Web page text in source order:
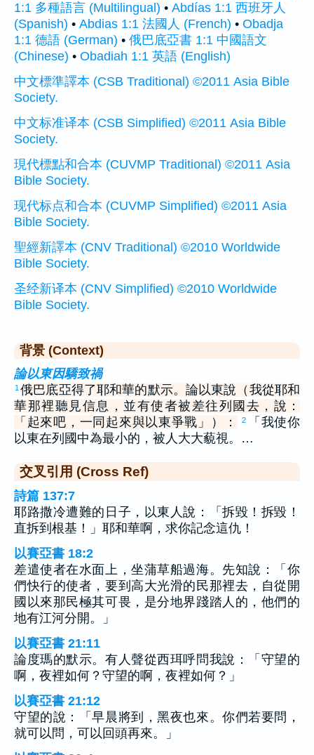
1:1 多種語言 (Multilingual) • Abdías 1:1 西班牙人
(Spanish) • Abdias 1:1 法國人 (French) • Obadja
1:1 德語 (German) • 俄巴底亞書 1:1 中國語文
(Chinese) • Obadiah 1:1 英語 (English)
中文標準譯本 (CSB Traditional) ©2011 Asia Bible
Society.
中文标准译本 (CSB Simplified) ©2011 Asia Bible
Society.
現代標點和合本 (CUVMP Traditional) ©2011 Asia
Bible Society.
现代标点和合本 (CUVMP Simplified) ©2011 Asia
Bible Society.
聖經新譯本 (CNV Traditional) ©2010 Worldwide
Bible Society.
圣经新译本 (CNV Simplified) ©2010 Worldwide
Bible Society.
背景 (Context)
論以東因驕致禍
1 俄巴底亞得了耶和華的默示。論以東說（我從耶和
華那裡聽見信息，並有使者被差往列國去，說：
「起來吧，一同起來與以東爭戰」）：
2
「我使你
以東在列國中為最小的，被人大大藐視。…
交叉引用 (Cross Ref)
詩篇 137:7
耶路撒冷遭難的日子，以東人說：「拆毀！拆毀！
直拆到根基！」耶和華啊，求你記念這仇！
以賽亞書 18:2
差遣使者在水面上，坐蒲草船過海。先知說：「你
們快行的使者，要到高大光滑的民那裡去，自從開
國以來那民極其可畏，是分地界踐踏人的，他們的
地有江河分開。」
以賽亞書 21:11
論度瑪的默示。有人聲從西珥呼問我說：「守望的
啊，夜裡如何？守望的啊，夜裡如何？」
以賽亞書 21:12
守望的說：「早晨將到，黑夜也來。你們若要問，
就可以問，可以回頭再來。」